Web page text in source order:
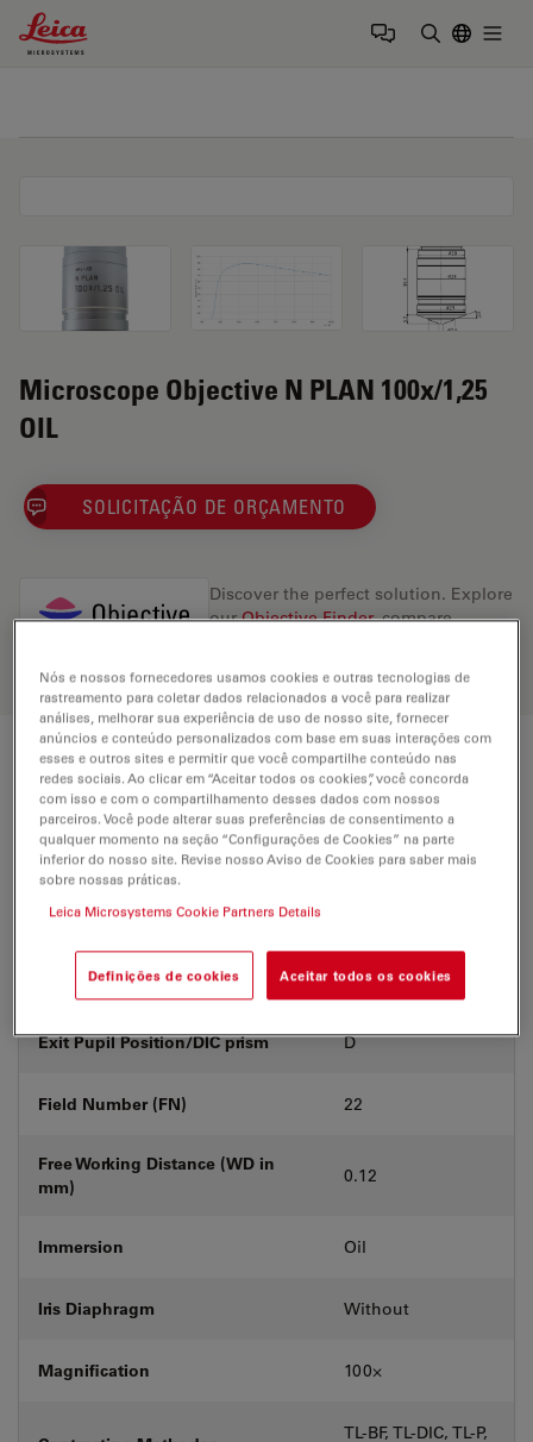
Leica Microsystems Logo
Microscope Objective N PLAN 100x/1,25
OIL
SOLICITAÇÃO DE ORÇAMENTO
Discover the perfect solution. Explore
ourObjective Finder, compare
Technical Specs
Product Number 11506158
Correction Ring (CORR)
Coverglass With & without
Exit Pupil Position/DIC prism D
Field Number (FN) 22
Free Working Distance (WD in
mm)
0.12
Immersion Oil
Iris Diaphragm Without
Magnification 100⨉
TL-BF, TL-DIC, TL-P,
Nós e nossos fornecedores usamos cookies e outras tecnologias de
rastreamento para coletar dados relacionados a você para realizar
análises, melhorar sua experiência de uso de nosso site, fornecer
anúncios e conteúdo personalizados com base em suas interações com
esses e outros sites e permitir que você compartilhe conteúdo nas
redes sociais. Ao clicar em “Aceitar todos os cookies”, você concorda
com isso e com o compartilhamento desses dados com nossos
parceiros. Você pode alterar suas preferências de consentimento a
qualquer momento na seção “Configurações de Cookies” na parte
inferior do nosso site. Revise nosso Aviso de Cookies para saber mais
sobre nossas práticas.
Leica Microsystems Cookie Partners Details
Definições de cookies Aceitar todos os cookies